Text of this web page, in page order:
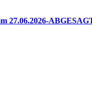
27.06.2026-